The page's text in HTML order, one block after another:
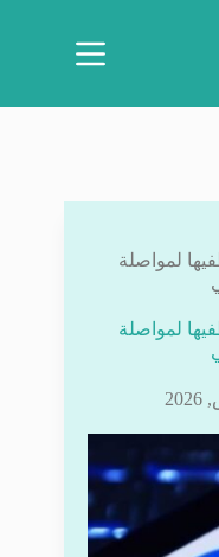
20% من موظفيها لمواصلة
20% من موظفيها لمواصلة